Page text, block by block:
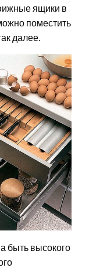
ящики в
поместить
далее.
быть высокого